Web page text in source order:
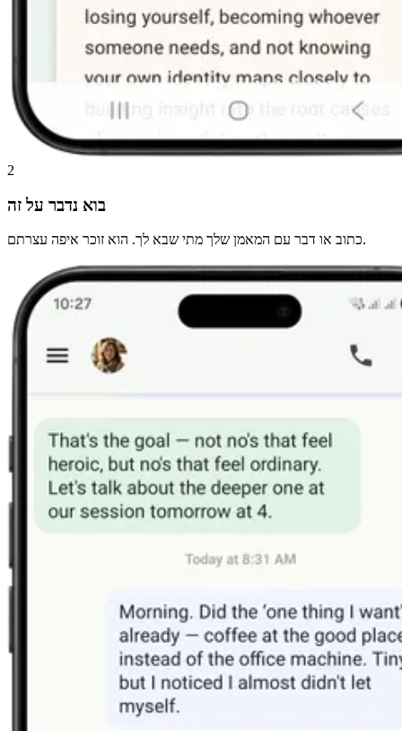
2
בוא נדבר על זה
כתוב או דבר עם המאמן שלך מתי שבא לך. הוא זוכר איפה עצרתם.